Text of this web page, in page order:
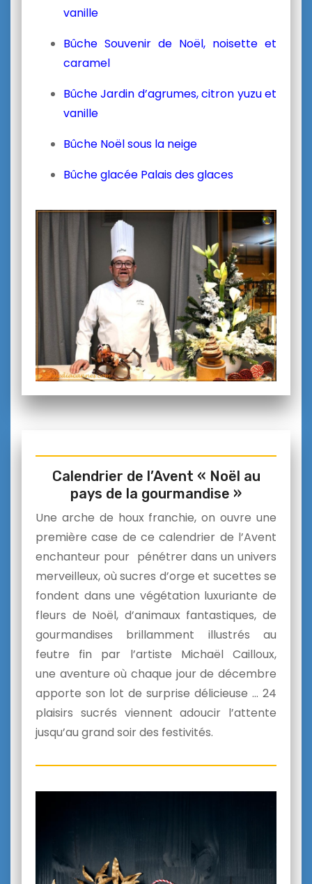
vanille
Bûche Souvenir de Noël, noisette et
caramel
Bûche Jardin d’agrumes, citron yuzu et
vanille
Bûche Noël sous la neige
Bûche glacée Palais des glaces
Calendrier de l’Avent « Noël au
pays de la gourmandise »
Une arche de houx franchie, on ouvre une
première case de ce calendrier de l’Avent
enchanteur pour pénétrer dans un univers
merveilleux, où sucres d’orge et sucettes se
fondent dans une végétation luxuriante de
fleurs de Noël, d’animaux fantastiques, de
gourmandises brillamment illustrés au
feutre fin par l’artiste Michaël Cailloux,
une aventure où chaque jour de décembre
apporte son lot de surprise délicieuse … 24
plaisirs sucrés viennent adoucir l’attente
jusqu’au grand soir des festivités.